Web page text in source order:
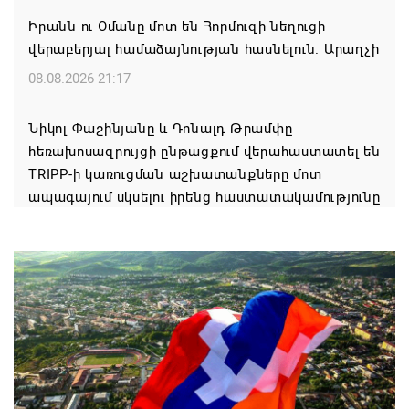
Իրանն ու Օմանը մոտ են Հորմուզի նեղուցի
վերաբերյալ համաձայնության հասնելուն. Արաղչի
08.08.2026 21:17
Նիկոլ Փաշինյանը և Դոնալդ Թրամփը
հեռախոսազրույցի ընթացքում վերահաստատել են
TRIPP-ի կառուցման աշխատանքները մոտ
ապագայում սկսելու իրենց հաստատակամությունը
Փաշինյանն ու Ալիևը հեռախոսազրույց են ունեցել․
քննարկվել է TRIPP երթուղու նախագծի
իրականացումը
08.08.2026 12:32
Մաքսիմ Հակոբյանն այսօր կդառնար 77